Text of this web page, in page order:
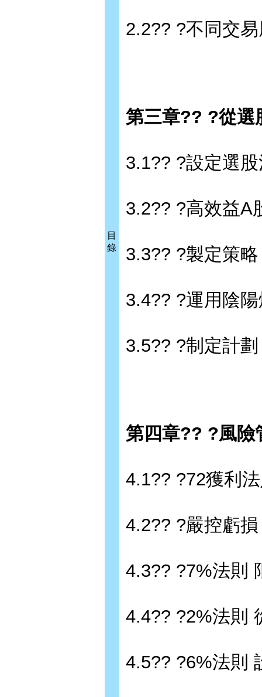
目
錄
2.2?? ?不同交
第三章?? ?從選
3.1?? ?設定選
3.2?? ?高效益A
3.3?? ?製定策
3.4?? ?運用陰
3.5?? ?制定計
第四章?? ?風
4.1?? ?72獲利
4.2?? ?嚴控虧
4.3?? ?7%法則
4.4?? ?2%法則
4.5?? ?6%法則